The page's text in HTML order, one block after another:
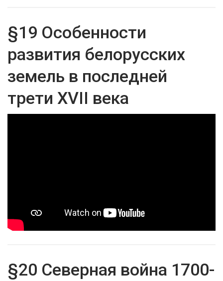
§19 Особенности
развития белорусских
земель в последней
трети XVII века
§20 Северная война 1700-